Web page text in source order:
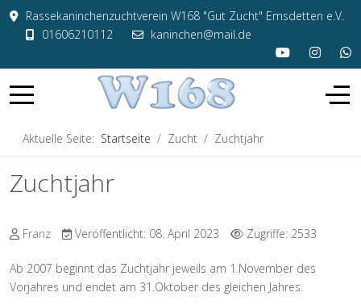
Rassekaninchenzuchtverein W168 "Gut Zucht" Emsdetten e.V.
01606210112
kaninchen@mail.de
Aktuelle Seite: Startseite Zucht Zuchtjahr
Zuchtjahr
Franz Veröffentlicht: 08. April 2023 Zugriffe: 2533
Ab 2007 beginnt das Zuchtjahr jeweils am 1.November des
Vorjahres und endet am 31.Oktober des gleichen Jahres.